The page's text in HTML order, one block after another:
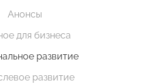
Анонсы
для бизнеса
развитие
развитие